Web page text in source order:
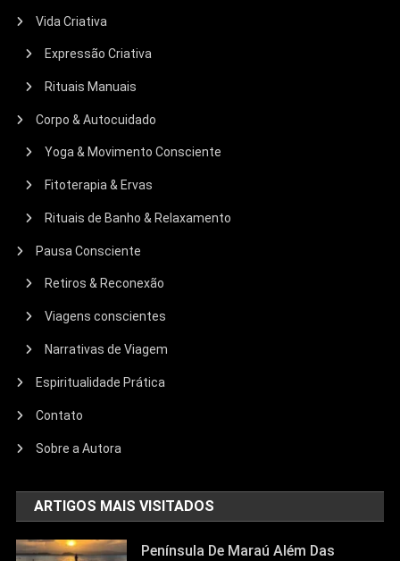
Pausa Consciente
Península De Maraú Além Das Praias:
Vida Criativa
Expressão Criativa
Rituais Manuais
Corpo & Autocuidado
Yoga & Movimento Consciente
Fitoterapia & Ervas
Rituais de Banho & Relaxamento
Pausa Consciente
Retiros & Reconexão
Viagens conscientes
Narrativas de Viagem
Espiritualidade Prática
Contato
Sobre a Autora
ARTIGOS MAIS VISITADOS
Península De Maraú Além Das